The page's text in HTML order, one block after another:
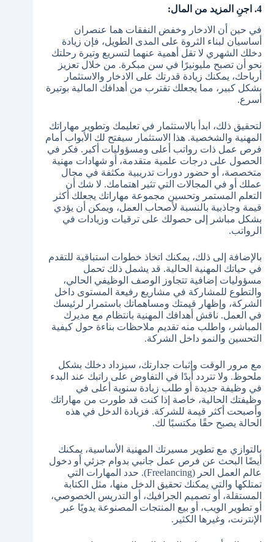
4. اجنِ المزيد من المال:
في حين أن الادخار وخفض النفقات هما عنصران
أساسيان لبناء الثروة على المدى الطويل، فإن زيادة
دخلك الشهري لا تقل أهمية عنهما لتسريع وتيرة رحلتك
نحو أن تصبح مليونيرًا في سن مبكرة. من خلال تعزيز
أرباحك، يمكنك زيادة قدرتك على الادخار والاستثمار
بشكل كبير، مما يجعلك تقترب من أهدافك المالية بوتيرة
أسرع.
لتحقيق ذلك، ابدأ بالاستثمار في تعليمك وتطوير مهاراتك
المهنية والشخصية. هذا الاستثمار سيفتح لك الأبواب أمام
فرص عمل ذات رواتب أعلى ومسؤوليات أكبر. فكر في
الحصول على درجات علمية متقدمة، أو شهادات مهنية
متخصصة، أو حضور دورات تدريبية مكثفة في مجال
عملك أو في المجالات التي تثير اهتمامك. لا شك أن
التعلم المستمر وتحسين مجموعة مهاراتك يجعلك أكثر
قيمة وجاذبية بالنسبة لأصحاب العمل، ويمكن أن يؤدي
بشكل مباشر إلى حصولك على ترقيات وزيادات في
الرواتب.
بالإضافة إلى ذلك، يمكنك اتخاذ خطوات استباقية للتقدم
في حياتك المهنية الحالية. قد يشمل ذلك تحمل
مسؤوليات إضافية تتجاوز الوصف الوظيفي الحالي،
والتطوع للمشاركة في مشاريع رفيعة المستوى داخل
الشركة، وإظهار قيمتك ومساهماتك باستمرار لرئيسك
في العمل. ناقش أهدافك المهنية بانتظام مع مديرك
المباشر، واطلب منه تقديم ملاحظات بناءة حول كيفية
التحسين والنمو داخل الشركة.
مع مرور الوقت وإثبات جدارتك، سيزداد دخلك بشكل
ملحوظ. ولا تتردد أبدًا في التفاوض على راتبك عند البدء
في وظيفة جديدة أو طلب زيادة سنوية أعلى في
وظيفتك الحالية، خاصة إذا كنت قد طورت من مهاراتك
وأصبحت أكثر قيمة للشركة. فزيادة الدخل في هذه
الحالة يصبح حقًا مكتسبًا لك.
بالتوازي مع تطوير مسيرتك المهنية الأساسية، يمكنك
أيضًا البحث عن فرص عمل جانبي بدوام جزئي أو دخول
عالم العمل الحر (Freelancing). حدد المهارات التي
تمتلكها والتي يمكنك تحقيق الدخل منها، مثل الكتابة
المستقلة، أو تصميم الجرافيك، أو التدريس الخصوصي،
أو تطوير الويب، أو بيع المنتجات المصنوعة يدويًا عبر
الإنترنت، وغيرها الكثير.